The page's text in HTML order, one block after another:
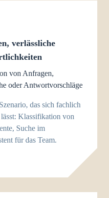
verlässliche
von Anfragen,
oder Antwortvorschläge
das sich fachlich
Klassifikation von
Suche im
für das Team.